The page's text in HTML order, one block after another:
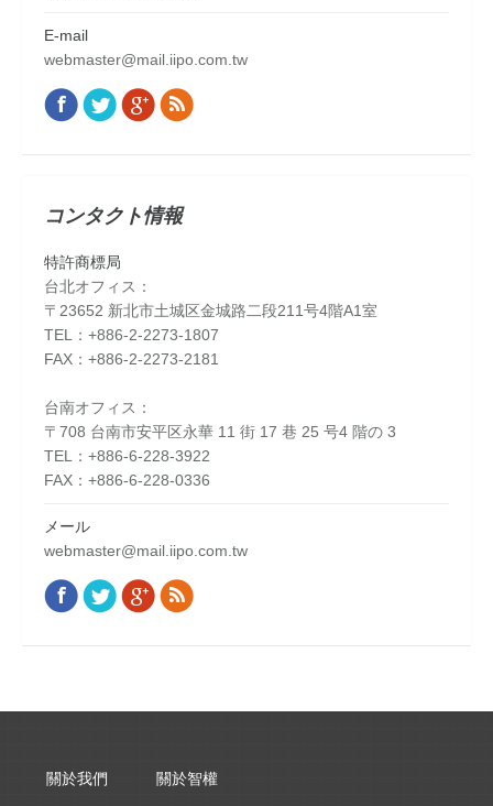
E-mail
webmaster@mail.iipo.com.tw
Find us on:
Facebook
TwitterGoogle+
Rss
コンタクト情報
特許商標局
台北オフィス：
〒23652 新北市土城区金城路二段211号4階A1室
TEL：+886-2-2273-1807
FAX：+886-2-2273-2181
台南オフィス：
〒708 台南市安平区永華 11 街 17 巷 25 号4 階の 3
TEL：+886-6-228-3922
FAX：+886-6-228-0336
メール
webmaster@mail.iipo.com.tw
Find us on:
Facebook
TwitterGoogle+
Rss
關於我們 關於智權